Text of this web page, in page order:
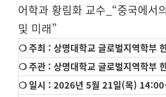
어학과 황림화 교수_“중국에서
및 미래”
❍ 주최 : 상명대학교 글로벌지역학부
❍ 주관 : 상명대학교 글로벌지역학부
❍ 일시 : 2026년 5월 21일(목)